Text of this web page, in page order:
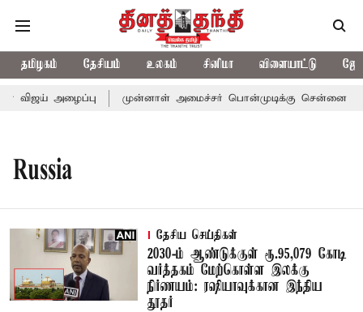
தமிழகம் தேசியம் உலகம் சினிமா விளையாட்டு
விஜய் அழைப்பு முன்னாள் அமைச்சர் பொன்முடிக்கு சென்னை
Russia
தேசிய செய்திகள்
2030-ம் ஆண்டுக்குள் ரூ.95,079 கோடி
வர்த்தகம் மேற்கொள்ள இலக்கு
நிர்ணயம்: ரஷியாவுக்கான இந்திய
தூதர்